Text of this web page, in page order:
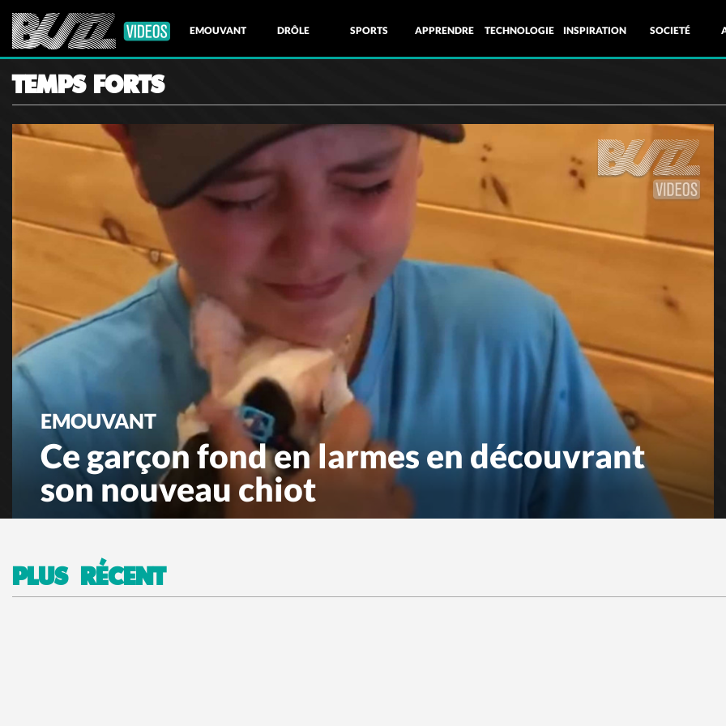
EMOUVANT DRÔLE SPORTS APPRENDRE TECHNOLOGIE INSPIRATION SOCIETÉ
TEMPS FORTS
EMOUVANT
Ce garçon fond en larmes en découvrant
son nouveau chiot
PLUS RÉCENT